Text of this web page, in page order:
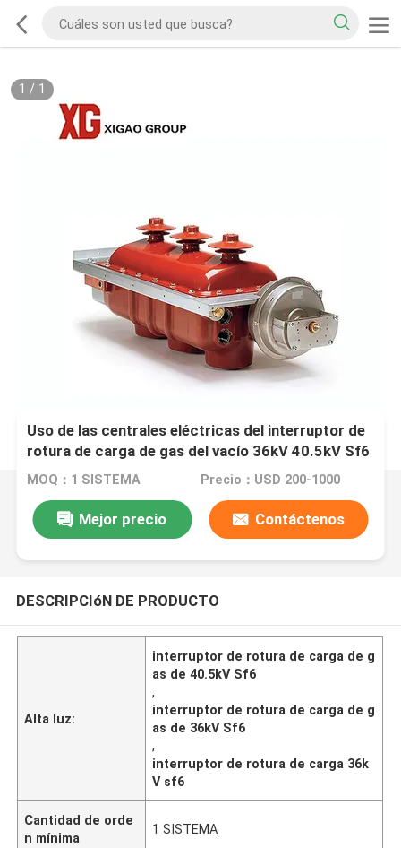
1 / 1
Uso de las centrales eléctricas del interruptor de
rotura de carga de gas del vacío 36kV 40.5kV Sf6
MOQ：1 SISTEMA Precio：USD 200-1000
Mejor precio Contáctenos
DESCRIPCIóN DE PRODUCTO
Alta luz:
interruptor de rotura de carga de g
as de 40.5kV Sf6
,
interruptor de rotura de carga de g
as de 36kV Sf6
,
interruptor de rotura de carga 36k
V sf6
Cantidad de orde
n mínima
1 SISTEMA